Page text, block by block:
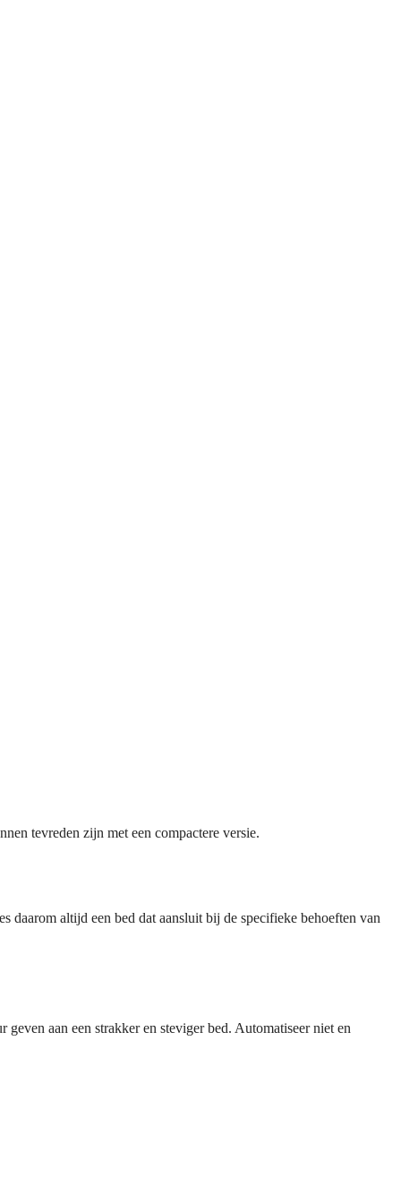
tevreden zijn met een compactere versie.
daarom altijd een bed dat aansluit bij de specifieke behoeften van
aan een strakker en steviger bed. Automatiseer niet en